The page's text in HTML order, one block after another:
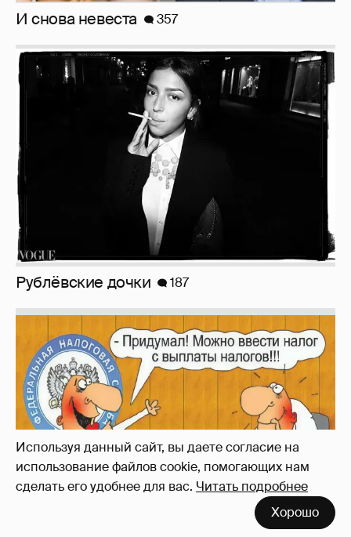
Используя данный сайт, вы даете согласие на
использование файлов cookie, помогающих нам
сделать его удобнее для вас. Читать подробнее
Хорошо
Рублёвские дочки 187
Зачем нам вообще платить налоги? (или:
как работают наши деньги, когда мы
заикаемся о защите прав)